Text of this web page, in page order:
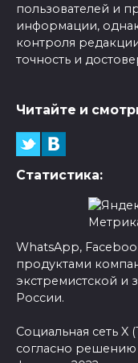
пользователей и
информации,
контроля
точность и
Читайте и
Статистика:
WhatsApp,
продуктами
экстремистской и
России.
Социальная сеть
согласно решению